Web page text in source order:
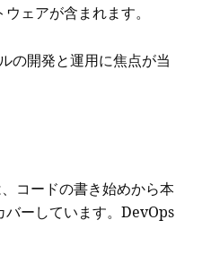
ェアが含まれます。
の開発と運用に焦点が当
コードの書き始めから本
ーしています。DevOps